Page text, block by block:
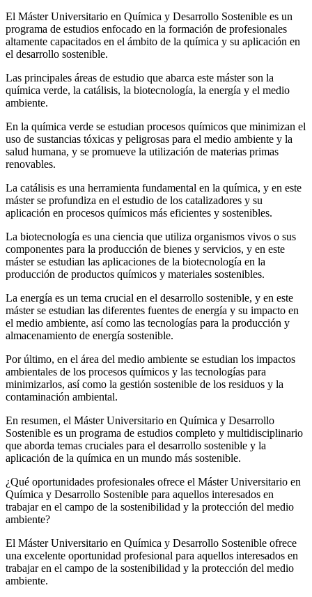
El Máster Universitario en Química y Desarrollo Sostenible es un
programa de estudios enfocado en la formación de profesionales
altamente capacitados en el ámbito de la química y su aplicación en
el desarrollo sostenible.
Las principales áreas de estudio que abarca este máster son la
química verde, la catálisis, la biotecnología, la energía y el medio
ambiente.
En la química verde se estudian procesos químicos que minimizan el
uso de sustancias tóxicas y peligrosas para el medio ambiente y la
salud humana, y se promueve la utilización de materias primas
renovables.
La catálisis es una herramienta fundamental en la química, y en este
máster se profundiza en el estudio de los catalizadores y su
aplicación en procesos químicos más eficientes y sostenibles.
La biotecnología es una ciencia que utiliza organismos vivos o sus
componentes para la producción de bienes y servicios, y en este
máster se estudian las aplicaciones de la biotecnología en la
producción de productos químicos y materiales sostenibles.
La energía es un tema crucial en el desarrollo sostenible, y en este
máster se estudian las diferentes fuentes de energía y su impacto en
el medio ambiente, así como las tecnologías para la producción y
almacenamiento de energía sostenible.
Por último, en el área del medio ambiente se estudian los impactos
ambientales de los procesos químicos y las tecnologías para
minimizarlos, así como la gestión sostenible de los residuos y la
contaminación ambiental.
En resumen, el Máster Universitario en Química y Desarrollo
Sostenible es un programa de estudios completo y multidisciplinario
que aborda temas cruciales para el desarrollo sostenible y la
aplicación de la química en un mundo más sostenible.
¿Qué oportunidades profesionales ofrece el Máster Universitario en
Química y Desarrollo Sostenible para aquellos interesados en
trabajar en el campo de la sostenibilidad y la protección del medio
ambiente?
El Máster Universitario en Química y Desarrollo Sostenible ofrece
una excelente oportunidad profesional para aquellos interesados en
trabajar en el campo de la sostenibilidad y la protección del medio
ambiente.